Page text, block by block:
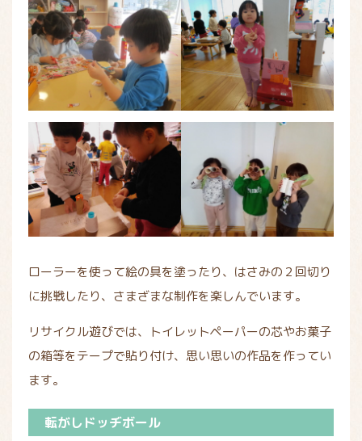
ローラーを使って絵の具を塗ったり、はさみの２回切り
に挑戦したり、さまざまな制作を楽しんでいます。
リサイクル遊びでは、トイレットペーパーの芯やお菓子
の箱等をテープで貼り付け、思い思いの作品を作ってい
ます。
転がしドッヂボール